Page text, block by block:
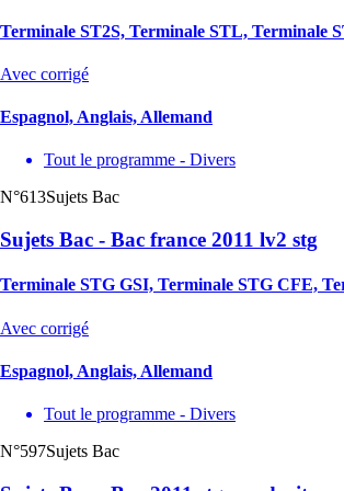
Terminale ST2S, Terminale STL, Terminale
Avec corrigé
Espagnol, Anglais, Allemand
Tout le programme - Divers
N°613Sujets Bac
Sujets Bac - Bac france 2011 lv2 stg
Terminale STG GSI, Terminale STG CFE,
Avec corrigé
Espagnol, Anglais, Allemand
Tout le programme - Divers
N°597Sujets Bac